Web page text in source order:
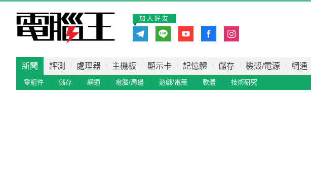
加入好友
新聞 評測 處理器 主機板 顯示卡 記憶體 儲存 機殼/電源 網通
零組件 儲存 網通 電腦/周邊 遊戲/電競 軟體 技術研究